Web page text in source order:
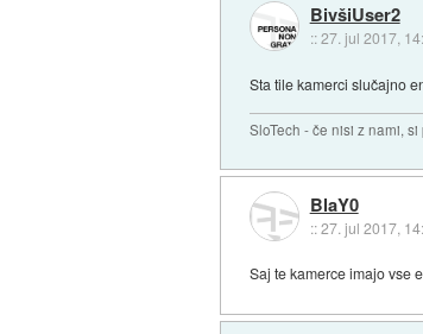
BivšiUser2
::27. jul 2017,
Sta tile kamerci slučajno
SloTech - če nisi z nami,
BlaY0
::27. jul 2017,
Saj te kamerce imajo vse